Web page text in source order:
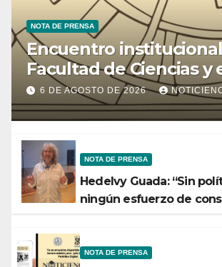
NOTA DE PRENSA
Encuentro
Facultad de Ciencias y
Ministerio de Ciencia y
Tecnología
6 DE AGOSTO DE 2026
NOTA DE PRENSA
Hedelvy Guada: “Sin
ningún esfuerzo de
NOTA DE PRENSA